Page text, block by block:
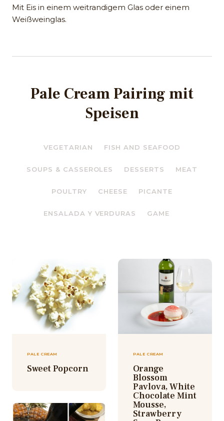
Mit Eis in einem weitrandigem Glas oder einem
Weißweinglas.
Pale Cream Pairing mit
Speisen
VEGETARIAN FISH AND SEAFOOD
SOUPS & CASSEROLES DESSERTS MEAT
POULTRY CHEESE PICANTE
ENSALADA Y VERDURAS GAME
PALE CREAM
Sweet Popcorn
PALE CREAM
Orange
Blossom
Pavlova, White
Chocolate Mint
Mousse,
Strawberry